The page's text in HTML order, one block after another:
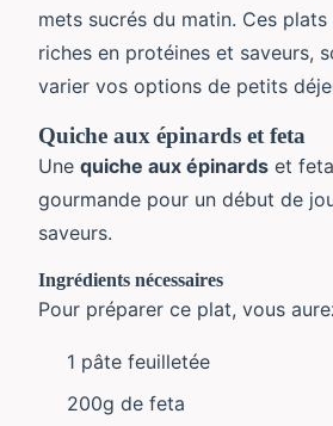
mets sucrés du matin. Ces plats
riches en protéines et saveurs,
varier vos options de petits
Quiche aux épinards et feta
Une quiche aux épinards et
gourmande pour un début de
saveurs.
Ingrédients nécessaires
Pour préparer ce plat, vous
1 pâte feuilletée
200g de feta